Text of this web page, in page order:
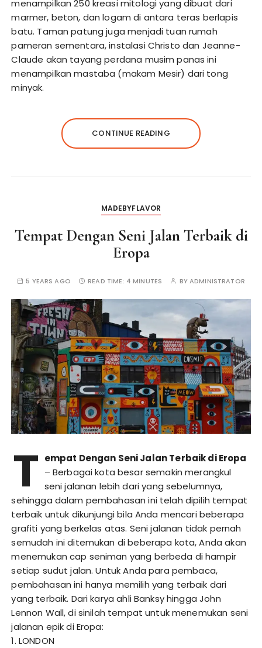
menampilkan 250 kreasi mitologi yang dibuat dari
marmer, beton, dan logam di antara teras berlapis
batu. Taman patung juga menjadi tuan rumah
pameran sementara, instalasi Christo dan Jeanne-
Claude akan tayang perdana musim panas ini
menampilkan mastaba (makam Mesir) dari tong
minyak.
CONTINUE READING
MADEBYFLAVOR
Tempat Dengan Seni Jalan Terbaik di
Eropa
5 YEARS AGO READ TIME: 4 MINUTES BYADMINISTRATOR
T empat Dengan Seni Jalan Terbaik di Eropa
– Berbagai kota besar semakin merangkul
seni jalanan lebih dari yang sebelumnya,
sehingga dalam pembahasan ini telah dipilih tempat
terbaik untuk dikunjungi bila Anda mencari beberapa
grafiti yang berkelas atas. Seni jalanan tidak pernah
semudah ini ditemukan di beberapa kota, Anda akan
menemukan cap seniman yang berbeda di hampir
setiap sudut jalan. Untuk Anda para pembaca,
pembahasan ini hanya memilih yang terbaik dari
yang terbaik. Dari karya ahli Banksy hingga John
Lennon Wall, di sinilah tempat untuk menemukan seni
jalanan epik di Eropa:
1. LONDON